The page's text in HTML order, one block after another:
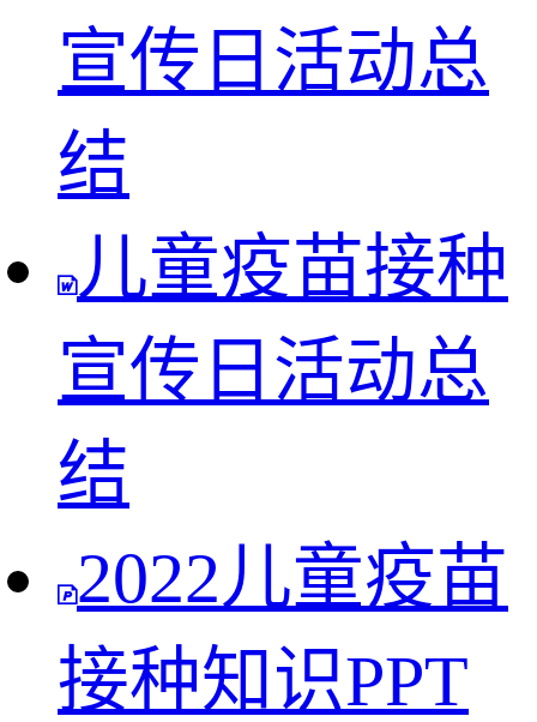
宣传日活动总
结
儿童疫苗接种
宣传日活动总
结
2022儿童疫苗
接种知识PPT